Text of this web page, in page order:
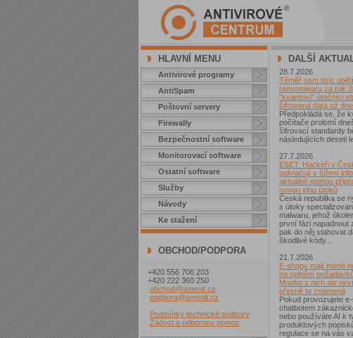
HLAVNÍ MENU
Antivirové programy
AntiSpam
Poštovní servery
Firewally
Bezpečnostní software
Monitorovací software
Ostatní software
Služby
Návody
Ke stažení
OBCHOD/PODPORA
+420 556 706 203
+420 222 360 250
obchod@amenit.cz
podpora@amenit.cz
Podmínky technické podpory
Žádost o odbornou pomoc
DALŠÍ
28.7.2026
Téměř osm tisíc obětí
ransomwaru za rok
"kvantoví" útočníci
šifrovaná data už
Předpokládá se, že
počítače prolomí
šifrovací standardy
následujících deseti
27.7.2026
ESET: Hackeři v
pokračují v šíření
aktuálně mohou
novou vlnu útoků
Česká republika se
s útoky
malwaru, jehož
první fázi napadnout
pak do něj stahovat
škodlivé kódy...
21.7.2026
E-shopy mají méně
na splnění
Mnoho z nich ale
přesně to znamená
Pokud provozujete
chatbotem
nebo používáte AI k
produktových
regulace se na vás